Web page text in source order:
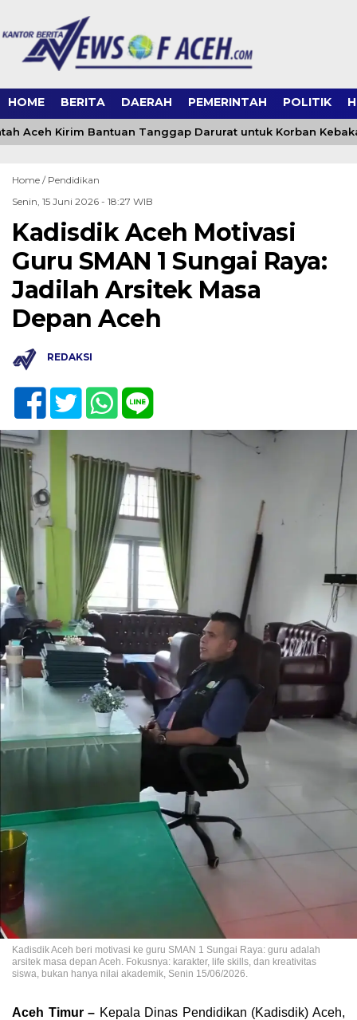
HOME BERITA DAERAH PEMERINTAH POLITIK
Aceh Kirim Bantuan Tanggap Darurat untuk Korban
Home / Pendidikan
Senin, 15 Juni 2026 - 18:27 WIB
Kadisdik Aceh Motivasi
Guru SMAN 1 Sungai Raya:
Jadilah Arsitek Masa
Depan Aceh
REDAKSI
Kadisdik Aceh beri motivasi ke guru SMAN 1 Sungai Raya: guru adalah
arsitek masa depan Aceh. Fokusnya: karakter, life skills, dan kreativitas
siswa, bukan hanya nilai akademik, Senin 15/06/2026.
Aceh Timur – Kepala Dinas Pendidikan (Kadisdik) Aceh,